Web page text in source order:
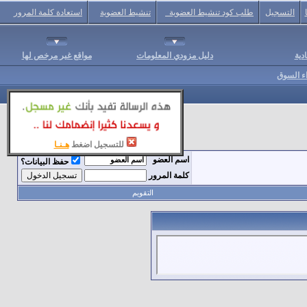
للتسجيل اضغط هـنـا
التسجيل طلب كود تنشيط العضوية تنشيط العضوية استعادة كلمة المرور
دليل مزودي المعلومات مواقع غير مرخص لها
السوق
اسم العضو
حفظ البيانات؟
كلمة المرور
التقويم